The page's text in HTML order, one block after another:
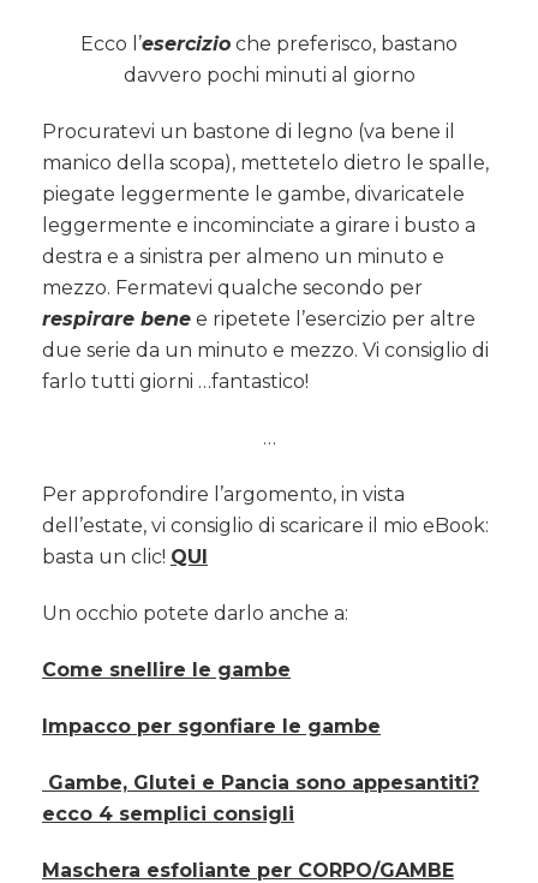
Ecco l’esercizio che preferisco, bastano
davvero pochi minuti al giorno
Procuratevi un bastone di legno (va bene il
manico della scopa), mettetelo dietro le spalle,
piegate leggermente le gambe, divaricatele
leggermente e incominciate a girare i busto a
destra e a sinistra per almeno un minuto e
mezzo. Fermatevi qualche secondo per
respirare bene e ripetete l’esercizio per altre
due serie da un minuto e mezzo. Vi consiglio di
farlo tutti giorni …fantastico!
…
Per approfondire l’argomento, in vista
dell’estate, vi consiglio di scaricare il mio eBook:
basta un clic! QUI
Un occhio potete darlo anche a:
Come snellire le gambe
Impacco per sgonfiare le gambe
Gambe, Glutei e Pancia sono appesantiti?
ecco 4 semplici consigli
Maschera esfoliante per CORPO/GAMBE